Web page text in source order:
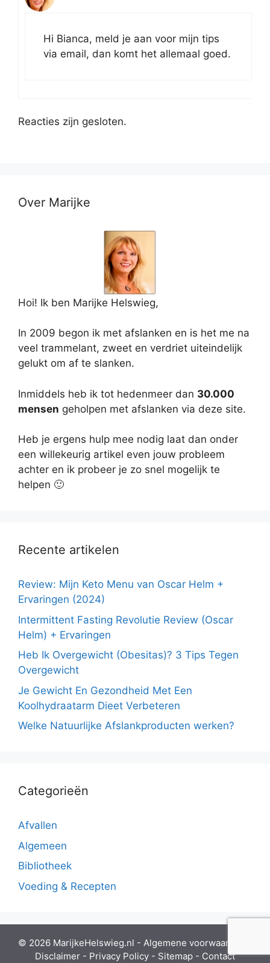
Hi Bianca, meld je aan voor mijn tips
via email, dan komt het allemaal goed.
Reacties zijn gesloten.
Over Marijke
Hoi! Ik ben Marijke Helswieg,
In 2009 begon ik met afslanken en is het me na
veel trammelant, zweet en verdriet uiteindelijk
gelukt om af te slanken.
Inmiddels heb ik tot hedenmeer dan 30.000
mensen geholpen met afslanken via deze site.
Heb je ergens hulp mee nodig laat dan onder
een willekeurig artikel even jouw probleem
achter en ik probeer je zo snel mogelijk te
helpen 🙂
Recente artikelen
Review: Mijn Keto Menu van Oscar Helm +
Ervaringen (2024)
Intermittent Fasting Revolutie Review (Oscar
Helm) + Ervaringen
Heb Ik Overgewicht (Obesitas)? 3 Tips Tegen
Overgewicht
Je Gewicht En Gezondheid Met Een
Koolhydraatarm Dieet Verbeteren
Welke Natuurlijke Afslankproducten werken?
Categorieën
Afvallen
Algemeen
Bibliotheek
Voeding & Recepten
© 2026 MarijkeHelswieg.nl - Algemene voorwaarden
Disclaimer - Privacy Policy - Sitemap - Contact